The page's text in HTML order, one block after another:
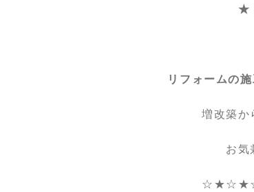
★
リフォームの
増改築か
お気